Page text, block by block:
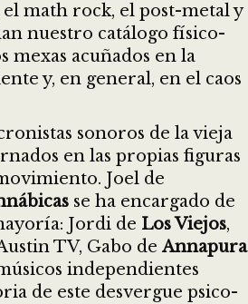
math rock, el post-metal y
nuestro catálogo físico-
mexas acuñados en la
y, en general, en el caos
sonoros de la vieja
en las propias figuras
Joel de
se ha encargado de
Jordi de Los Viejos,
TV, Gabo de Annapura
independientes
de este desvergue psico-